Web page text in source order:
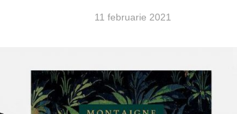
11 februarie 2021